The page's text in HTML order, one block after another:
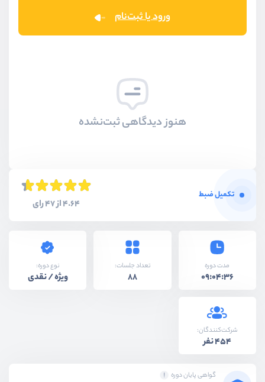
ورود یا ثبت‌نام
هنوز دیدگاهی ثبت‌نشده
تکمیل ضبط
4.64 از 47 رای
مدت دوره
09:04:36
تعداد جلسات:
88
نوع دوره:
ویژه / نقدی
شرکت‌کنندگان:
454 نفر
گواهی پایان دوره